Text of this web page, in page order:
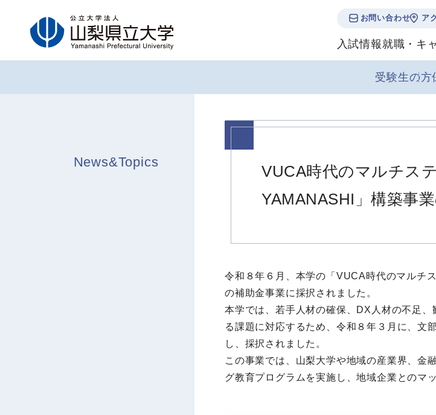
バ
ー
お問い合わせ ア
入試情報就職・キ
受験生の方
VUCA時代のマルチス
YAMANASHI」構築事
令和８年６月、本学の「VUCA時代のマルチ
の補助金事業に採択されました。
本学では、若手人材の確保、DX人材の不足
る課題に対応するため、令和８年３月に、文
し、採択されました。
この事業では、山梨大学や地域の産業界、金
グ教育プログラムを実施し、地域企業とのマ
News&Topics